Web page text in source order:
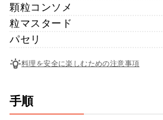
顆粒コンソメ
粒マスタード
パセリ
料理を安全に楽しむための注意事項
手順